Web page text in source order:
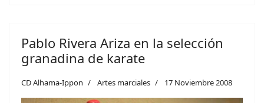
Pablo Rivera Ariza en la selección
granadina de karate
CD Alhama-Ippon Artes marciales 17 Noviembre 2008